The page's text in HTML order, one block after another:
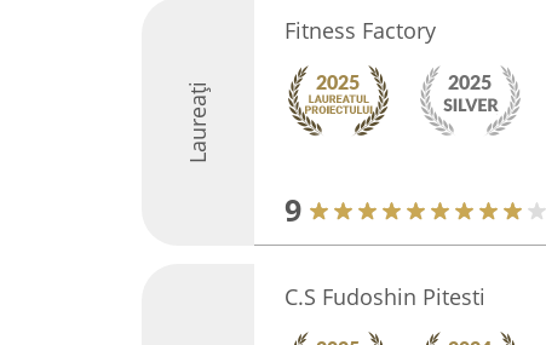
Laureați
Fitness Factory
9
C.S Fudoshin Pitesti